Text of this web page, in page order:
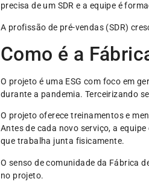
precisa de um SDR e a equipe é
A profissão de pré-vendas (SDR)
Como é a
O projeto é uma ESG com foco em
durante a pandemia. Terceirizando
O projeto oferece treinamentos e
Antes de cada novo serviço, a
que trabalha junta fisicamente.
O senso de comunidade da Fábrica
no projeto.